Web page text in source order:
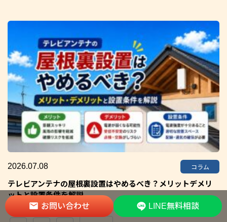
お問い合わせ LINE無料相談
2026.07.08 コラム
テレビアンテナの屋根裏設置はやめるべき？メリットデメリ
ットと設置条件を解説